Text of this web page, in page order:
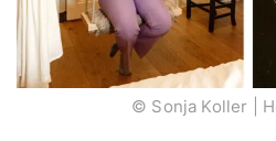
© Sonja Koller |